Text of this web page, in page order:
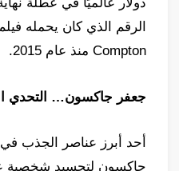
دولار عالميًا في عطلة
Compton منذ عام 2015.
جعفر جاكسون… التحدي
أحد أبرز عناصر الجذب في
جاكسون لتجسيد شخصية